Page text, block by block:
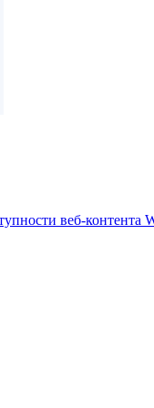
веб-контента